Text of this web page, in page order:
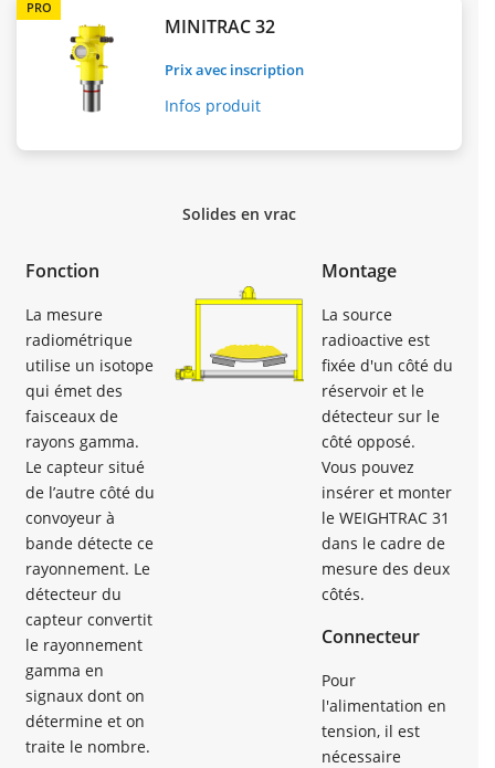
PRO
MINITRAC 32
Prix avec inscription
Infos produit
Solides en vrac
Fonction
La mesure
radiométrique
utilise un isotope
qui émet des
faisceaux de
rayons gamma.
Le capteur situé
de l’autre côté du
convoyeur à
bande détecte ce
rayonnement. Le
détecteur du
capteur convertit
le rayonnement
gamma en
signaux dont on
détermine et on
traite le nombre.
Montage
La source
radioactive est
fixée d'un côté du
réservoir et le
détecteur sur le
côté opposé.
Vous pouvez
insérer et monter
le WEIGHTRAC 31
dans le cadre de
mesure des deux
côtés.
Connecteur
Pour
l'alimentation en
tension, il est
nécessaire